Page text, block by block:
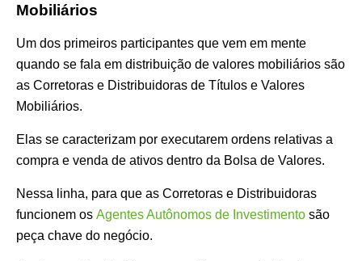
Mobiliários
Um dos primeiros participantes que vem em mente
quando se fala em distribuição de valores mobiliários são
as Corretoras e Distribuidoras de Títulos e Valores
Mobiliários.
Elas se caracterizam por executarem ordens relativas a
compra e venda de ativos dentro da Bolsa de Valores.
Nessa linha, para que as Corretoras e Distribuidoras
funcionem os Agentes Autônomos de Investimento são
peça chave do negócio.